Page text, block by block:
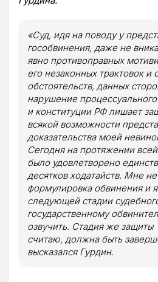
«Суд, идя на поводу у
гособвинения, даже не
явно противоправных
его незаконных трактовок и
обстоятельств, данных
нарушение процессуального
и конституции РФ лишает
всякой возможности
доказательства моей
Сегодня на протяжении
было удовлетворено
десятков ходатайств. Мне
формулировка обвинения и
следующей стадии
государственному
озвучить. Стадия же защиты
считаю, должна быть
высказался Гурдин.